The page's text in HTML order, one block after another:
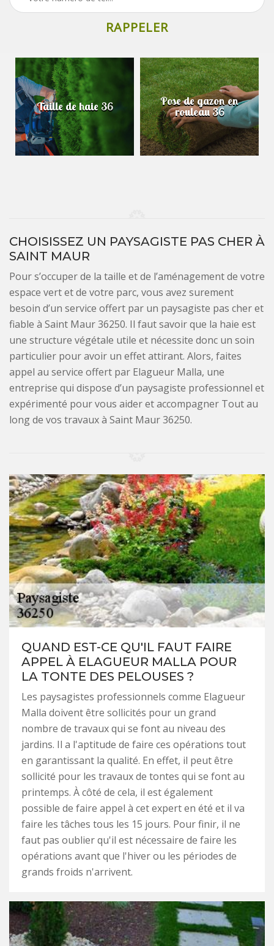
Taille de haie 36 Pose de gazon en
rouleau 36
CHOISISSEZ UN PAYSAGISTE PAS CHER À
SAINT MAUR
Pour s’occuper de la taille et de l’aménagement de votre
espace vert et de votre parc, vous avez surement
besoin d’un service offert par un paysagiste pas cher et
fiable à Saint Maur 36250. Il faut savoir que la haie est
une structure végétale utile et nécessite donc un soin
particulier pour avoir un effet attirant. Alors, faites
appel au service offert par Elagueur Malla, une
entreprise qui dispose d’un paysagiste professionnel et
expérimenté pour vous aider et accompagner Tout au
long de vos travaux à Saint Maur 36250.
QUAND EST-CE QU'IL FAUT FAIRE
APPEL À ELAGUEUR MALLA POUR
LA TONTE DES PELOUSES ?
Les paysagistes professionnels comme Elagueur
Malla doivent être sollicités pour un grand
nombre de travaux qui se font au niveau des
jardins. Il a l'aptitude de faire ces opérations tout
en garantissant la qualité. En effet, il peut être
sollicité pour les travaux de tontes qui se font au
printemps. À côté de cela, il est également
possible de faire appel à cet expert en été et il va
faire les tâches tous les 15 jours. Pour finir, il ne
faut pas oublier qu'il est nécessaire de faire les
opérations avant que l'hiver ou les périodes de
grands froids n'arrivent.